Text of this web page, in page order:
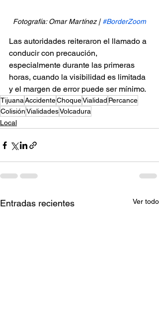
Fotografía: Omar Martínez | #BorderZoom
Las autoridades reiteraron el llamado a
conducir con precaución,
especialmente durante las primeras
horas, cuando la visibilidad es limitada
y el margen de error puede ser mínimo.
TijuanaAccidenteChoqueVialidad Percance
ColisiónVialidadesVolcadura
Local
Entradas recientes Ver todo